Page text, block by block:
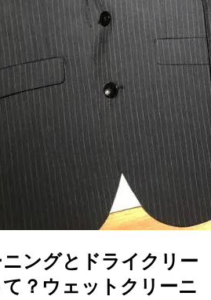
ングとドライクリー
？ウェットクリーニ